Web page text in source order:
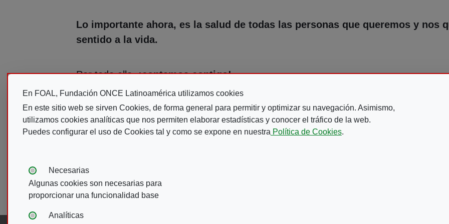
En FOAL, Fundación ONCE Latinoamérica utilizamos cookies
En este sitio web se sirven Cookies, de forma general para permitir y optimizar su navegación. Asimismo,
utilizamos cookies analíticas que nos permiten elaborar estadísticas y conocer el tráfico de la web.
Puedes configurar el uso de Cookies tal y como se expone en nuestra Política de Cookies.
Tipos de cookies:
Necesarias
Algunas cookies son necesarias para
proporcionar una funcionalidad base
Analíticas
Lo importante ahora, es la salud de todas las personas que queremos y nos
sentido a la vida.
Por todo ello,¡contamos contigo!
Presidente de FOAL